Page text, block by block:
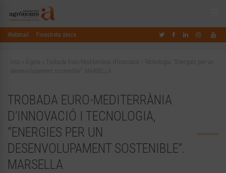
Webmail Finestreta única
Inici Àgora
Trobada Euro-Mediterrània d’Innovació i Tecnologia, “Energies per un
desenvolupament sostenible”. MARSELLA
TROBADA EURO-MEDITERRÀNIA
D’INNOVACIÓ I TECNOLOGIA,
“ENERGIES PER UN
DESENVOLUPAMENT SOSTENIBLE”.
MARSELLA